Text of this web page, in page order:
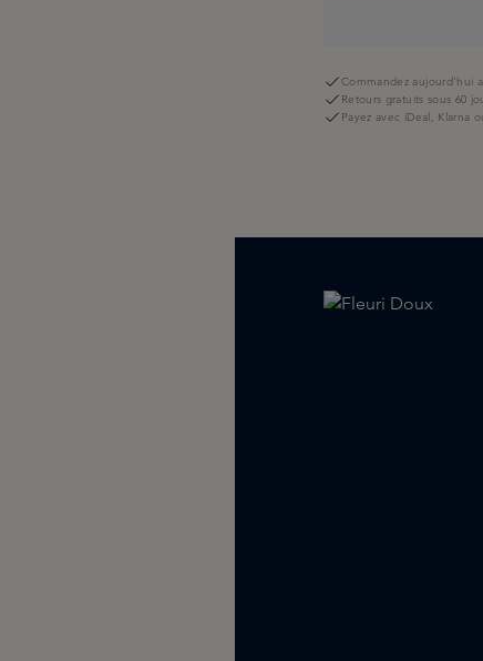
Commandez aujourd'hui
Retours gratuits sous 60
Payez avec iDeal, Klarna